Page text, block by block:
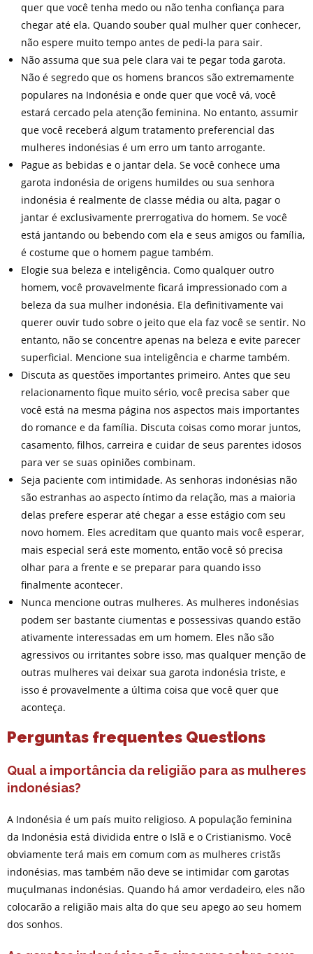
quer que você tenha medo ou não tenha confiança para
chegar até ela. Quando souber qual mulher quer conhecer,
não espere muito tempo antes de pedi-la para sair.
Não assuma que sua pele clara vai te pegar toda garota.
Não é segredo que os homens brancos são extremamente
populares na Indonésia e onde quer que você vá, você
estará cercado pela atenção feminina. No entanto, assumir
que você receberá algum tratamento preferencial das
mulheres indonésias é um erro um tanto arrogante.
Pague as bebidas e o jantar dela. Se você conhece uma
garota indonésia de origens humildes ou sua senhora
indonésia é realmente de classe média ou alta, pagar o
jantar é exclusivamente prerrogativa do homem. Se você
está jantando ou bebendo com ela e seus amigos ou família,
é costume que o homem pague também.
Elogie sua beleza e inteligência. Como qualquer outro
homem, você provavelmente ficará impressionado com a
beleza da sua mulher indonésia. Ela definitivamente vai
querer ouvir tudo sobre o jeito que ela faz você se sentir. No
entanto, não se concentre apenas na beleza e evite parecer
superficial. Mencione sua inteligência e charme também.
Discuta as questões importantes primeiro. Antes que seu
relacionamento fique muito sério, você precisa saber que
você está na mesma página nos aspectos mais importantes
do romance e da família. Discuta coisas como morar juntos,
casamento, filhos, carreira e cuidar de seus parentes idosos
para ver se suas opiniões combinam.
Seja paciente com intimidade. As senhoras indonésias não
são estranhas ao aspecto íntimo da relação, mas a maioria
delas prefere esperar até chegar a esse estágio com seu
novo homem. Eles acreditam que quanto mais você esperar,
mais especial será este momento, então você só precisa
olhar para a frente e se preparar para quando isso
finalmente acontecer.
Nunca mencione outras mulheres. As mulheres indonésias
podem ser bastante ciumentas e possessivas quando estão
ativamente interessadas em um homem. Eles não são
agressivos ou irritantes sobre isso, mas qualquer menção de
outras mulheres vai deixar sua garota indonésia triste, e
isso é provavelmente a última coisa que você quer que
aconteça.
Perguntas frequentes Questions
Qual a importância da religião para as mulheres
indonésias?
A Indonésia é um país muito religioso. A população feminina
da Indonésia está dividida entre o Islã e o Cristianismo. Você
obviamente terá mais em comum com as mulheres cristãs
indonésias, mas também não deve se intimidar com garotas
muçulmanas indonésias. Quando há amor verdadeiro, eles não
colocarão a religião mais alta do que seu apego ao seu homem
dos sonhos.